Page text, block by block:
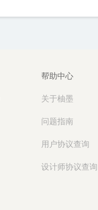
帮助中心
关于柚墨
问题指南
用户协议查询
设计师协议查询